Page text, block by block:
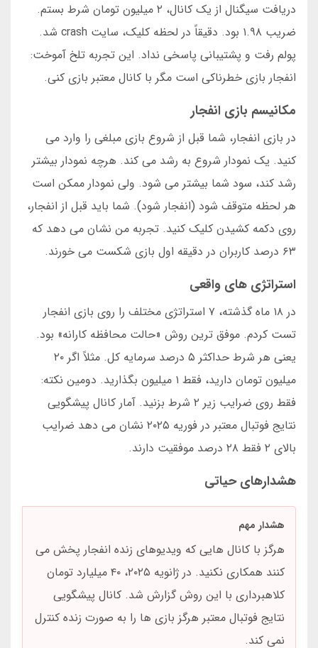
دریافت سیگنال از یک کانال، ۲ میلیون تومان شرط بستم.
ضریب ۱.۹۸ بود. دقیقاً در لحظه کلیک، سایت crash شد.
پولم رفت و پشتیبانی پاسخی نداد. این تجربه تلخ آموخت:
انفجار بازی خطرناکی است مگر با کانال معتبر بازی کنی.
مکانیسم بازی انفجار
در بازی انفجار، شما قبل از شروع بازی مبلغی را وارد می
کنید. یک نمودار شروع به رشد می کند. هرچه نمودار بیشتر
رشد کند، سود شما بیشتر می شود. ولی نمودار ممکن است
هر لحظه متوقف شود (انفجار شود). شما باید قبل از انفجار،
روی دکمه کشیدن کلیک کنید. تجربه من نشان می دهد که
۶۳ درصد کاربران در دقیقه اول بازی شکست می خورند.
استراتژی های واقعی
در ۱۸ ماه گذشته، ۷ استراتژی مختلف را روی بازی انفجار
تست کردم. موفق ترین روش «حالت محافظه کارانه» بود.
یعنی هر شرط حداکثر ۵ درصد سرمایه کل. مثلاً اگر ۲۰
میلیون تومان دارید، فقط ۱ میلیون بگذارید. دومین نکته:
فقط روی ضرایب زیر ۲ شرط بزنید. آمار کانال پیشگویی
نتایج فوتبال معتبر در فوریه ۲۰۲۵ نشان می دهد ضرایب
بالای ۲ فقط ۲۸ درصد موفقیت دارند.
هشدارهای حیاتی
هشدار مهم
هرگز با کانال هایی که ویدیوهای زنده انفجار پخش می
کنند همکاری نکنید. در ژانویه ۲۰۲۵، ۴۰ میلیارد تومان
کلاهبرداری با این روش گزارش شد. کانال پیشگویی
نتایج فوتبال معتبر هرگز بازی ها را به صورت زنده کنترل
نمی کند.